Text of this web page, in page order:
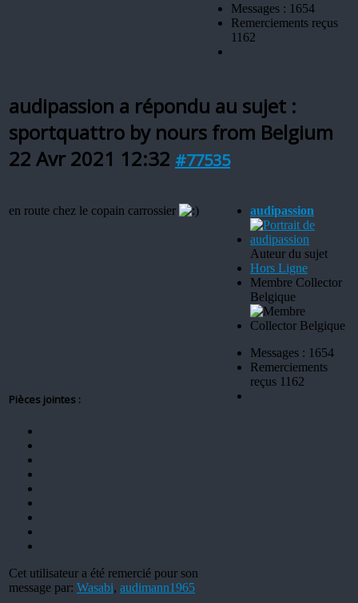
Messages : 1654
Remerciements reçus
1162
audipassion a répondu au sujet :
sportquattro by nours from Belgium
22 Avr 2021 12:32 #77535
en route chez le copain carrossier
Pièces jointes :
Cet utilisateur a été remercié pour son
message par: Wasabi, audimann1965
audipassion
Auteur du sujet
Hors Ligne
Membre Collector
Belgique
Messages : 1654
Remerciements
reçus 1162